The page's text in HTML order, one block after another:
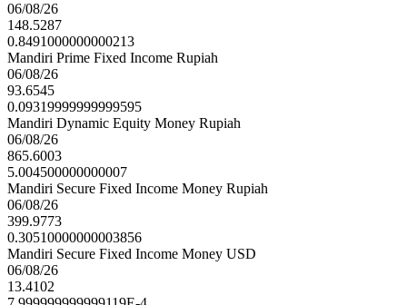
06/08/26
148.5287
0.8491000000000213
Mandiri Prime Fixed Income Rupiah
06/08/26
93.6545
0.09319999999999595
Mandiri Dynamic Equity Money Rupiah
06/08/26
865.6003
5.004500000000007
Mandiri Secure Fixed Income Money Rupiah
06/08/26
399.9773
0.30510000000003856
Mandiri Secure Fixed Income Money USD
06/08/26
13.4102